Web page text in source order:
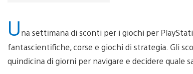
Una settimana di sconti per i giochi per
fantascientifiche, corse e giochi di strategia. Gli
quindicina di giorni per navigare e decidere quale